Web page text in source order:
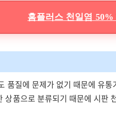
홈플러스 천일염 50%
품질에 문제가 없기 때문에 유
상품으로 분류되기 때문에 시판